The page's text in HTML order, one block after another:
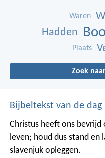
Waren
Hadden
Plaats
Zoek
Bijbeltekst van de dag
Christus heeft ons
leven; houd dus stand
slavenjuk opleggen.